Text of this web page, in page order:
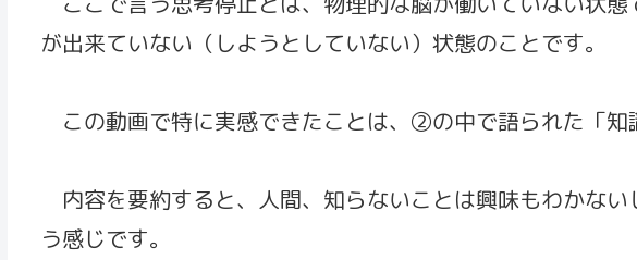
が出来ていない（しようとしていない）状態のことです。
この動画で特に実感できたことは、②の中で語られた「知
内容を要約すると、人間、知らないことは興味もわかな
う感じです。